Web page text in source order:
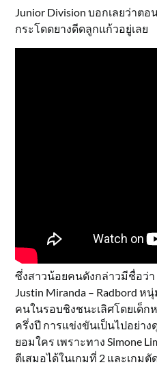
Junior Division บอกเลยว่าต
กระโดดยางดีดลูกแก้วอยู่เลย
ซึ่งสาวน้อยคนดังกล่าวมีชื่อว่า
Justin Miranda – Radbord
คนในรอบชิงชนะเลิศโดยเด็
ครึ่งปี การแข่งขันเป็นไปอย่า
ยอมใคร เพราะทาง Simone
ตีเสมอได้ในเกมที่ 2 และเกม